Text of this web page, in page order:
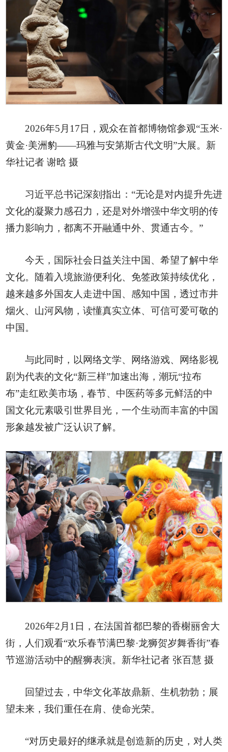
2026年5月17日，观众在首都博物馆参观“玉米·
黄金·美洲豹——玛雅与安第斯古代文明”大展。新
华社记者 谢晗 摄
习近平总书记深刻指出：“无论是对内提升先进
文化的凝聚力感召力，还是对外增强中华文明的传
播力影响力，都离不开融通中外、贯通古今。”
今天，国际社会日益关注中国、希望了解中华
文化。随着入境旅游便利化、免签政策持续优化，
越来越多外国友人走进中国、感知中国，透过市井
烟火、山河风物，读懂真实立体、可信可爱可敬的
中国。
与此同时，以网络文学、网络游戏、网络影视
剧为代表的文化“新三样”加速出海，潮玩“拉布
布”走红欧美市场，春节、中医药等多元鲜活的中
国文化元素吸引世界目光，一个生动而丰富的中国
形象越发被广泛认识了解。
2026年2月1日，在法国首都巴黎的香榭丽舍大
街，人们观看“欢乐春节满巴黎·龙狮贺岁舞香街”春
节巡游活动中的醒狮表演。新华社记者 张百慧 摄
回望过去，中华文化革故鼎新、生机勃勃；展
望未来，我们重任在肩、使命光荣。
“对历史最好的继承就是创造新的历史，对人类